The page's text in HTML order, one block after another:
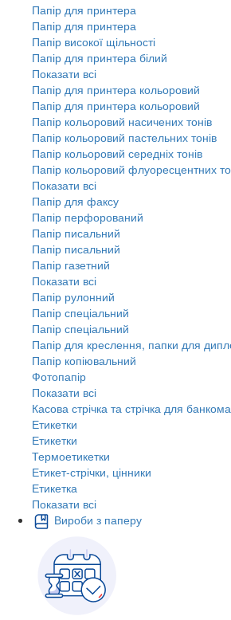
Папір для принтера
Папір для принтера
Папір високої щільності
Папір для принтера білий
Показати всі
Папір для принтера кольоровий
Папір для принтера кольоровий
Папір кольоровий насичених тонів
Папір кольоровий пастельних тонів
Папір кольоровий середніх тонів
Папір кольоровий флуоресцентних
Показати всі
Папір для факсу
Папір перфорований
Папір писальний
Папір писальний
Папір газетний
Показати всі
Папір рулонний
Папір спеціальний
Папір спеціальний
Папір для креслення, папки для
Папір копіювальний
Фотопапір
Показати всі
Касова стрічка та стрічка для
Етикетки
Етикетки
Термоетикетки
Етикет-стрічки, цінники
Етикетка
Показати всі
Вироби з паперу